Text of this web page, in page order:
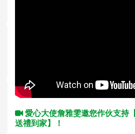
愛心大使詹雅雯邀您作伙支持
送禮到家】！